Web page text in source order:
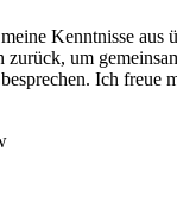
Kenntnisse aus
zurück, um
Ich freue